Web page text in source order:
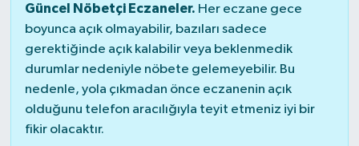
Güncel Nöbetçi Eczaneler. Her eczane gece
boyunca açık olmayabilir, bazıları sadece
gerektiğinde açık kalabilir veya beklenmedik
durumlar nedeniyle nöbete gelemeyebilir. Bu
nedenle, yola çıkmadan önce eczanenin açık
olduğunu telefon aracılığıyla teyit etmeniz iyi bir
fikir olacaktır.